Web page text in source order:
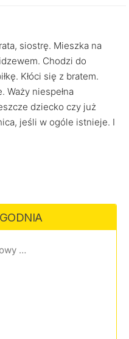
siostrę. Mieszka na
Chodzi do
Kłóci się z bratem.
Waży niespełna
dziecko czy już
jeśli w ogóle istnieje. I
Spider-Man. Całkiem nowy dzień